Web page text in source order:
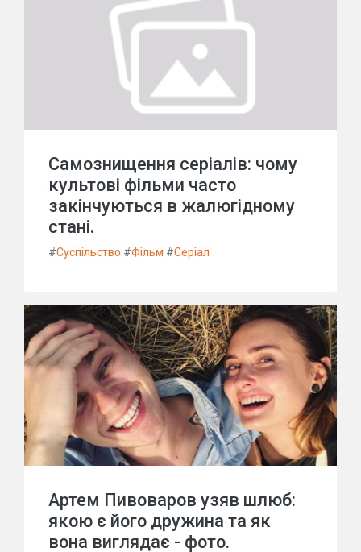
Самознищення серіалів: чому
культові фільми часто
закінчуються в жалюгідному
стані.
#Суспільство #Фільм #Серіал
Артем Пивоваров узяв шлюб:
якою є його дружина та як
вона виглядає - фото.